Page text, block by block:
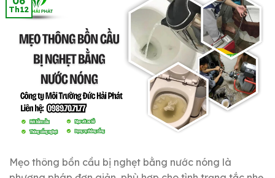
Th12
Mẹo thông bồn cầu bị nghẹt bằng nước nóng là